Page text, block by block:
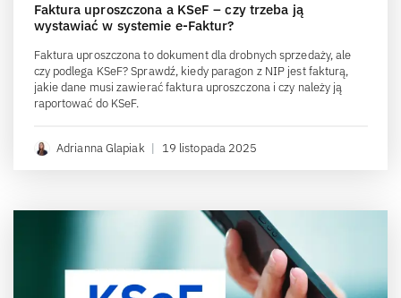
Faktura uproszczona a KSeF – czy trzeba ją
wystawiać w systemie e-Faktur?
Faktura uproszczona to dokument dla drobnych sprzedaży, ale
czy podlega KSeF? Sprawdź, kiedy paragon z NIP jest fakturą,
jakie dane musi zawierać faktura uproszczona i czy należy ją
raportować do KSeF.
Adrianna Glapiak 19 listopada 2025